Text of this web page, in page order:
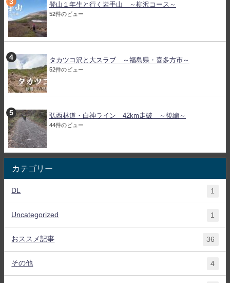
登山１年生と行く岩手山 ～柳沢コース～
52件のビュー
タカツコ沢と大スラブ ～福島県・喜多方市～
52件のビュー
弘西林道・白神ライン 42km走破 ～後編～
44件のビュー
カテゴリー
DL 1
Uncategorized 1
おススメ記事 36
その他 4